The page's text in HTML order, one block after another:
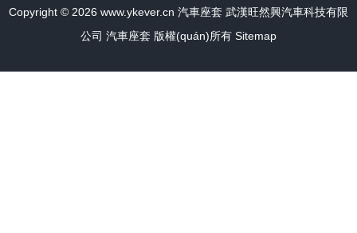
Copyright © 2026 www.ykever.cn 汽車座套 武漢旺然興汽車科技有限
公司 汽車座套 版權(quán)所有 Sitemap